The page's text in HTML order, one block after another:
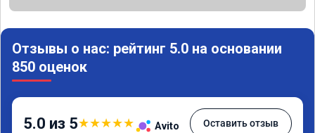
Отзывы о нас: рейтинг 5.0 на основании
850 оценок
5.0 из 5★★★★★ Avito Оставить отзыв